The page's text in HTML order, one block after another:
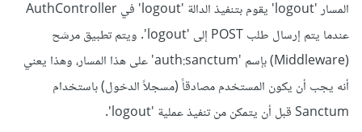
المسار 'logout' يقوم بتنفيذ الدالة 'logout' في AuthController
عندما يتم إرسال طلب POST إلى 'logout'. ويتم تطبيق مرشح
(Middleware) بإسم 'auth:sanctum' على هذا المسار، وهذا يعني
أنه يجب أن يكون المستخدم مصادقاً (مسجلاً الدخول) باستخدام
Sanctum قبل أن يتمكن من تنفيذ عملية 'logout'.